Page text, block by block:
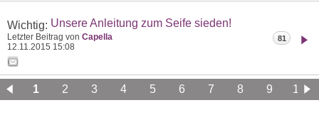
Wichtig: Unsere Anleitung zum Seife sieden!
Letzter Beitrag von Capella
12.11.2015 15:08
81
1 2 3 4 5 6 7 8 9
10